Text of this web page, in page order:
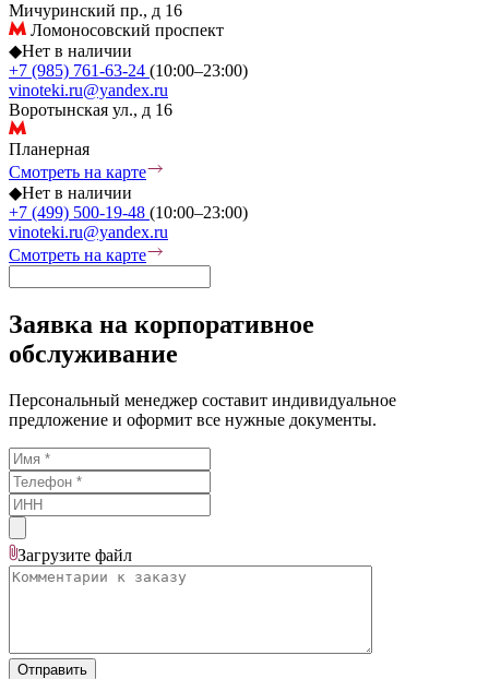
Мичуринский пр., д 16
Ломоносовский проспект
◆Нет в наличии
+7 (985) 761-63-24 (10:00–23:00)
vinoteki.ru@yandex.ru
Воротынская ул., д 16
Планерная
Смотреть на карте
◆Нет в наличии
+7 (499) 500-19-48 (10:00–23:00)
vinoteki.ru@yandex.ru
Смотреть на карте
Заявка на корпоративное
обслуживание
Персональный менеджер составит индивидуальное
предложение и оформит все нужные документы.
Загрузите файл
Отправить